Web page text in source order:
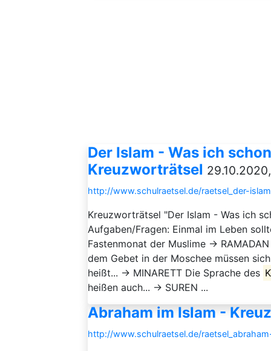
Der Islam - Was ich
Kreuzworträtsel
http://www.schulraetsel.de/raetsel_der-
Kreuzworträtsel "Der Islam - Was ich
Aufgaben/Fragen: Einmal im Leben
Fastenmonat der Muslime →
dem Gebet in der Moschee müssen
heißt... → MINARETT Die Sprache des
heißen auch... → SUREN ...
Abraham im Islam -
http://www.schulraetsel.de/